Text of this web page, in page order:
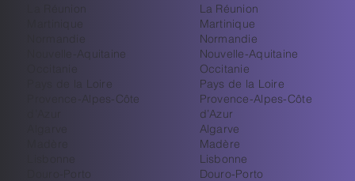
La Réunion
Nouvelle-Aquitaine
Pays de la Loire
Provence-Alpes-Côte
Douro-Porto
La Réunion
Martinique
Normandie
Nouvelle-Aquitaine
Occitanie
Pays de la Loire
Provence-Alpes-Côte
d’Azur
Algarve
Madère
Lisbonne
Douro-Porto